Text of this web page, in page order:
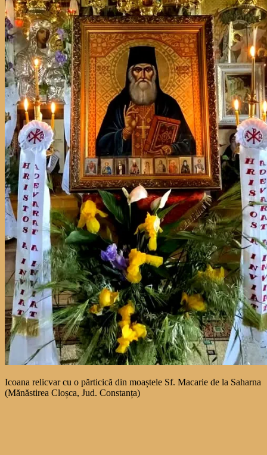
Icoana relicvar cu o părticică din moaștele Sf. Macarie de la Saharna
(Mănăstirea Cloșca, Jud. Constanța)